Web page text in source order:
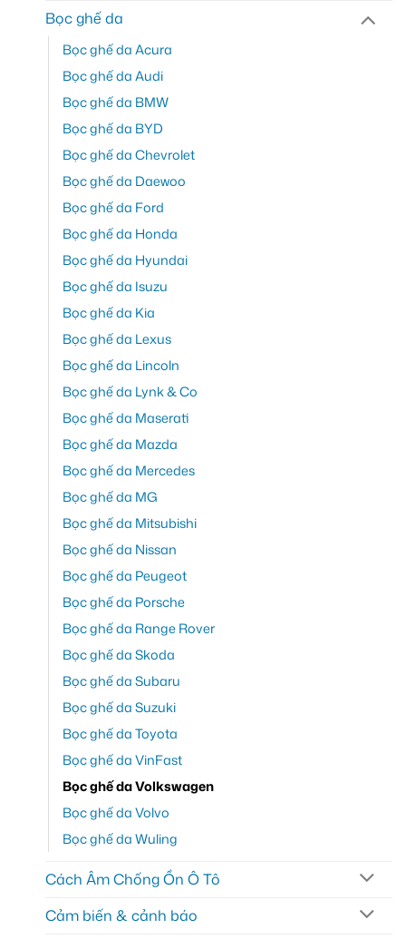
Bọc ghế da
Bọc ghế da Acura
Bọc ghế da Audi
Bọc ghế da BMW
Bọc ghế da BYD
Bọc ghế da Chevrolet
Bọc ghế da Daewoo
Bọc ghế da Ford
Bọc ghế da Honda
Bọc ghế da Hyundai
Bọc ghế da Isuzu
Bọc ghế da Kia
Bọc ghế da Lexus
Bọc ghế da Lincoln
Bọc ghế da Lynk & Co
Bọc ghế da Maserati
Bọc ghế da Mazda
Bọc ghế da Mercedes
Bọc ghế da MG
Bọc ghế da Mitsubishi
Bọc ghế da Nissan
Bọc ghế da Peugeot
Bọc ghế da Porsche
Bọc ghế da Range Rover
Bọc ghế da Skoda
Bọc ghế da Subaru
Bọc ghế da Suzuki
Bọc ghế da Toyota
Bọc ghế da VinFast
Bọc ghế da Volkswagen
Bọc ghế da Volvo
Bọc ghế da Wuling
Cách Âm Chống Ồn Ô Tô
Cảm biến & cảnh báo